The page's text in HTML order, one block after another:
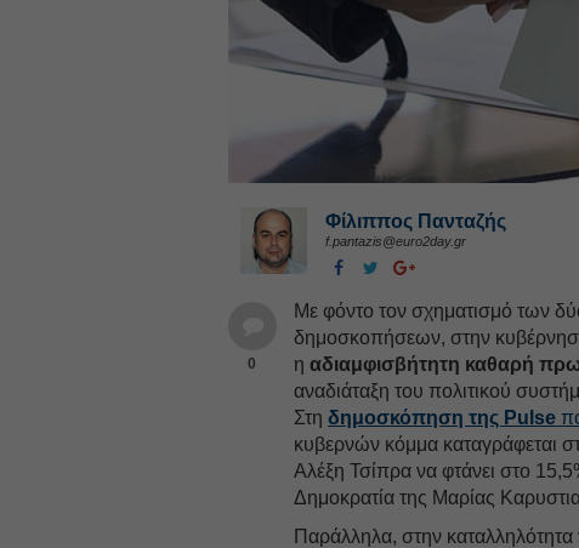
Φίλιππος Πανταζής
f.pantazis@euro2day.gr
0
Με φόντο τον σχηματισμό των
δημοσκοπήσεων, στην κυβέρνηση
ηαδιαμφισβήτητη καθαρή
αναδιάταξη του πολιτικού
Στηδημοσκόπηση της Pulse
κυβερνών κόμμα καταγράφεται
Αλέξη Τσίπρα να φτάνει στο
Δημοκρατία της Μαρίας
Παράλληλα, στην